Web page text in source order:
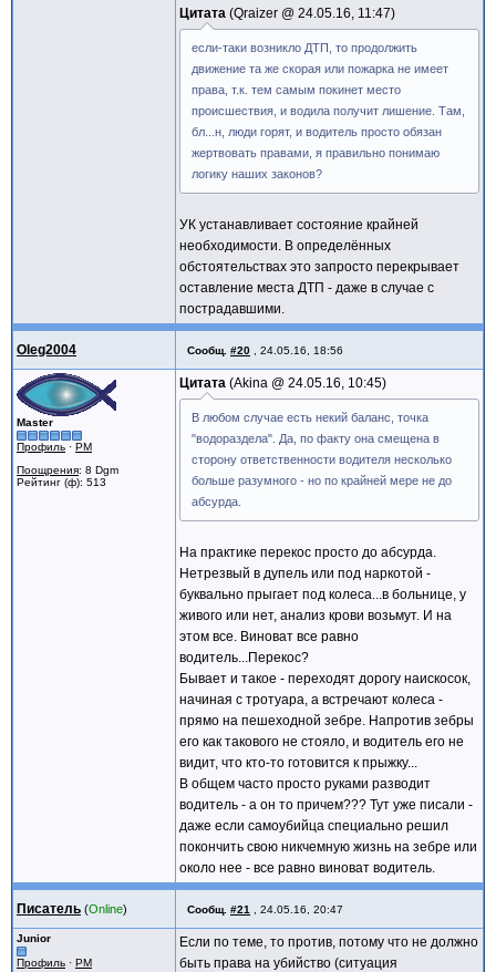
Цитата Qraizer @ 24.05.16, 11:47
если-таки возникло ДТП, то продолжить
движение та же скорая или пожарка не имеет
права, т.к. тем самым покинет место
происшествия, и водила получит лишение. Там,
бл...н, люди горят, и водитель просто обязан
жертвовать правами, я правильно понимаю
логику наших законов?
УК устанавливает состояние крайней
необходимости. В определённых
обстоятельствах это запросто перекрывает
оставление места ДТП - даже в случае с
пострадавшими.
Oleg2004 Сообщ. #20 24.05.16, 18:56
Master
Профиль · PM
Поощрения: 8 Dgm
Рейтинг (ф): 513
Цитата Akina @ 24.05.16, 10:45
В любом случае есть некий баланс, точка
"водораздела". Да, по факту она смещена в
сторону ответственности водителя несколько
больше разумного - но по крайней мере не до
абсурда.
На практике перекос просто до абсурда.
Нетрезвый в дупель или под наркотой -
буквально прыгает под колеса...в больнице, у
живого или нет, анализ крови возьмут. И на
этом все. Виноват все равно
водитель...Перекос?
Бывает и такое - переходят дорогу наискосок,
начиная с тротуара, а встречают колеса -
прямо на пешеходной зебре. Напротив зебры
его как такового не стояло, и водитель его не
видит, что кто-то готовится к прыжку...
В общем часто просто руками разводит
водитель - а он то причем??? Тут уже писали -
даже если самоубийца специально решил
покончить свою никчемную жизнь на зебре или
около нее - все равно виноват водитель.
Писатель Online Сообщ. #21 24.05.16, 20:47
Junior
Профиль · PM
Если по теме, то против, потому что не должно
быть права на убийство (ситуация